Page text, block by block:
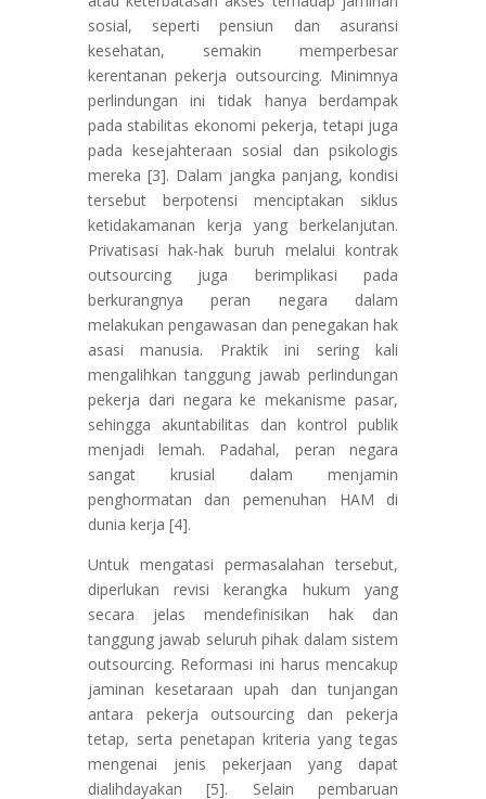
sosial, seperti pensiun dan asuransi
kesehatan, semakin memperbesar
kerentanan pekerja outsourcing. Minimnya
perlindungan ini tidak hanya berdampak
pada stabilitas ekonomi pekerja, tetapi juga
pada kesejahteraan sosial dan psikologis
mereka [3]. Dalam jangka panjang, kondisi
tersebut berpotensi menciptakan siklus
ketidakamanan kerja yang berkelanjutan.
Privatisasi hak-hak buruh melalui kontrak
outsourcing juga berimplikasi pada
berkurangnya peran negara dalam
melakukan pengawasan dan penegakan hak
asasi manusia. Praktik ini sering kali
mengalihkan tanggung jawab perlindungan
pekerja dari negara ke mekanisme pasar,
sehingga akuntabilitas dan kontrol publik
menjadi lemah. Padahal, peran negara
sangat krusial dalam menjamin
penghormatan dan pemenuhan HAM di
dunia kerja [4].
Untuk mengatasi permasalahan tersebut,
diperlukan revisi kerangka hukum yang
secara jelas mendefinisikan hak dan
tanggung jawab seluruh pihak dalam sistem
outsourcing. Reformasi ini harus mencakup
jaminan kesetaraan upah dan tunjangan
antara pekerja outsourcing dan pekerja
tetap, serta penetapan kriteria yang tegas
mengenai jenis pekerjaan yang dapat
dialihdayakan [5]. Selain pembaruan